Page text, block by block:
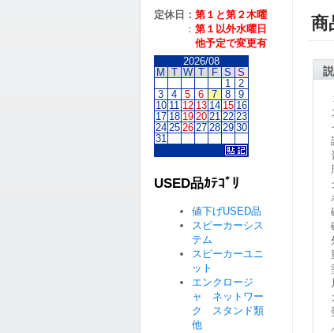
商
定休日： 第１と第２木曜
： 第１以外水曜日
他予定で変更有
2026/08
M
T W T F S S
1
2
3
4 5 6 7 8
9
10 11 12 13 14 15 16
17 18 19 20 21 22 23
24 25 26 27 28 29 30
31
USED品ｶﾃｺﾞﾘ
値下げUSED品
スピーカーシス
テム
スピーカーユニ
ット
エンクロージ
ャ ネットワー
ク スタンド類
他